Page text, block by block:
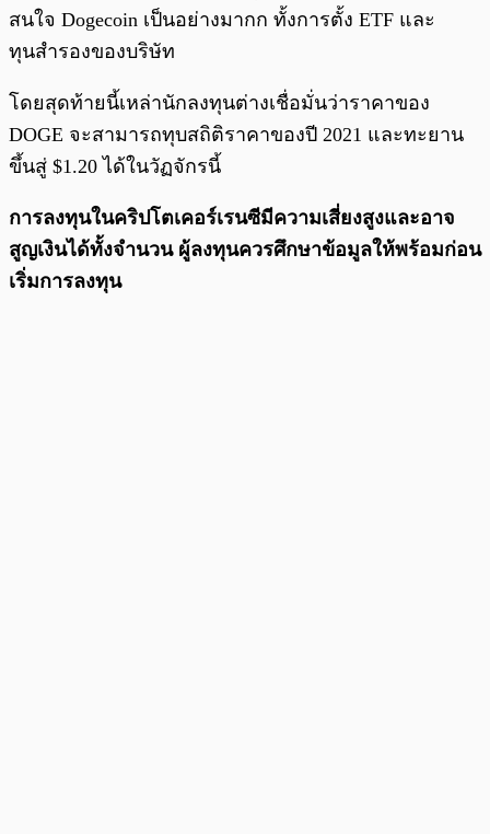
สนใจ Dogecoin เป็นอย่างมากก ทั้งการตั้ง ETF และ
ทุนสำรองของบริษัท
โดยสุดท้ายนี้เหล่านักลงทุนต่างเชื่อมั่นว่าราคาของ
DOGE จะสามารถทุบสถิติราคาของปี 2021 และทะยาน
ขึ้นสู่ $1.20 ได้ในวัฏจักรนี้
การลงทุนในคริปโตเคอร์เรนซีมีความเสี่ยงสูงและอาจ
สูญเงินได้ทั้งจำนวน ผู้ลงทุนควรศึกษาข้อมูลให้พร้อมก่อน
เริ่มการลงทุน